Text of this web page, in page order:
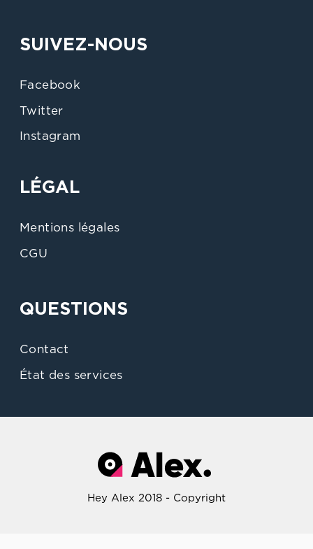
SUIVEZ-NOUS
Facebook
Twitter
Instagram
LÉGAL
Mentions légales
CGU
QUESTIONS
Contact
État des services
Hey Alex 2018 - Copyright